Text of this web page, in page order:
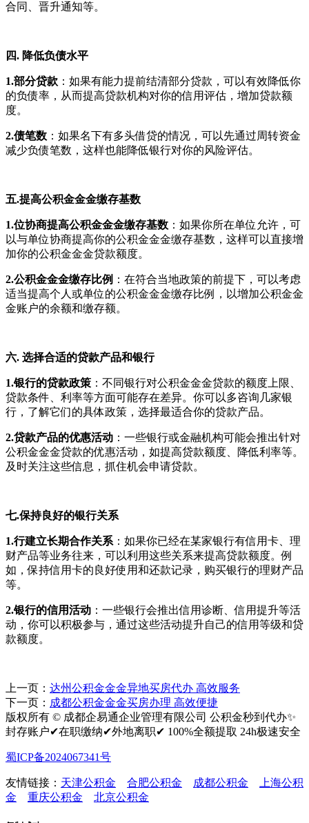
合同、晋升通知等。
四. 降低负债水平
1.部分贷款 ：如果有能力提前结清部分贷款，可以有效降低你
的负债率，从而提高贷款机构对你的信用评估，增加贷款额
度。
2.债笔数 ：如果名下有多头借贷的情况，可以先通过周转资金
减少负债笔数，这样也能降低银行对你的风险评估。
五.提高公积金金金缴存基数
1.位协商提高公积金金金缴存基数 ：如果你所在单位允许，可
以与单位协商提高你的公积金金金缴存基数，这样可以直接增
加你的公积金金金贷款额度。
2.公积金金金缴存比例 ：在符合当地政策的前提下，可以考虑
适当提高个人或单位的公积金金金缴存比例，以增加公积金金
金账户的余额和缴存额。
六. 选择合适的贷款产品和银行
1.银行的贷款政策 ：不同银行对公积金金金贷款的额度上限、
贷款条件、利率等方面可能存在差异。你可以多咨询几家银
行，了解它们的具体政策，选择最适合你的贷款产品。
2.贷款产品的优惠活动 ：一些银行或金融机构可能会推出针对
公积金金金贷款的优惠活动，如提高贷款额度、降低利率等。
及时关注这些信息，抓住机会申请贷款。
七.保持良好的银行关系
1.行建立长期合作关系 ：如果你已经在某家银行有信用卡、理
财产品等业务往来，可以利用这些关系来提高贷款额度。例
如，保持信用卡的良好使用和还款记录，购买银行的理财产品
等。
2.银行的信用活动 ：一些银行会推出信用诊断、信用提升等活
动，你可以积极参与，通过这些活动提升自己的信用等级和贷
款额度。
上一页： 达州公积金金金异地买房代办 高效服务
下一页： 成都公积金金金买房办理 高效便捷
版权所有 © 成都企易通企业管理有限公司 公积金秒到代办✨
封存账户✔在职缴纳✔外地离职✔ 100%全额提取 24h极速安全
蜀ICP备2024067341号
友情链接： 天津公积金 合肥公积金 成都公积金
上海公积
金
重庆公积金 北京公积金